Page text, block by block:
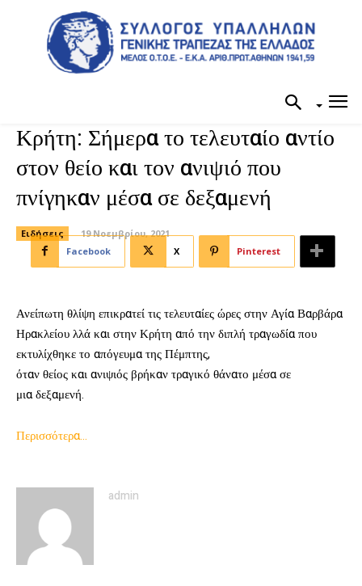
Κρήτη: Σήμερα το τελευταίο αντίο
στον θείο και τον ανιψιό που
πνίγηκαν μέσα σε δεξαμενή
Ειδήσεις
19 Νοεμβρίου, 2021
Facebook
X Pinterest
Ανείπωτη θλίψη επικρατεί τις τελευταίες ώρες στην Αγία Βαρβάρα
Ηρακλείου λλά και στην Κρήτη από την διπλή τραγωδία που
εκτυλίχθηκε το απόγευμα της Πέμπτης,
όταν θείος και ανιψιός βρήκαν τραγικό θάνατο μέσα σε
μια δεξαμενή.
Περισσότερα…
admin